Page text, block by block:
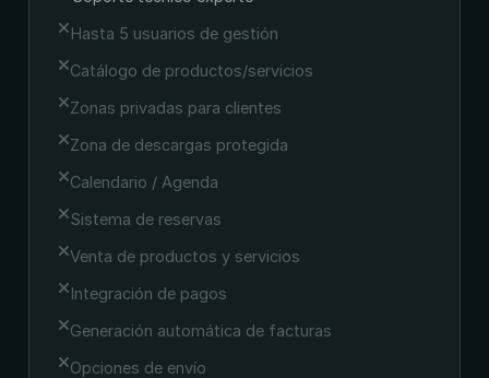
Hasta 5 usuarios de gestión
Catálogo de productos/servicios
Zonas privadas para clientes
Zona de descargas protegida
Calendario / Agenda
Sistema de reservas
Venta de productos y servicios
Integración de pagos
Generación automática de facturas
Opciones de envío